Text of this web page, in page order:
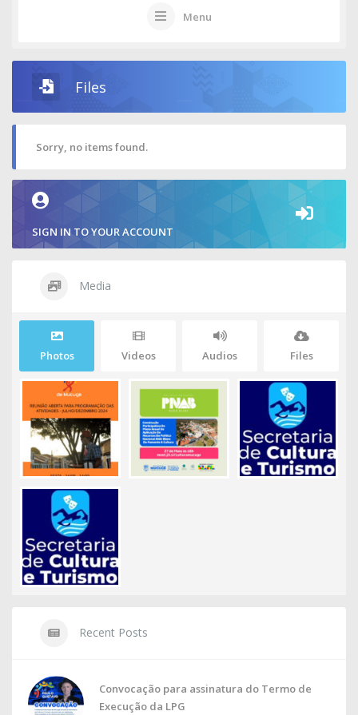
Menu
Files
Sorry, no items found.
SIGN IN TO YOUR ACCOUNT
Media
Photos Videos Audios Files
Recent Posts
Convocação para assinatura do Termo de
Execução da LPG